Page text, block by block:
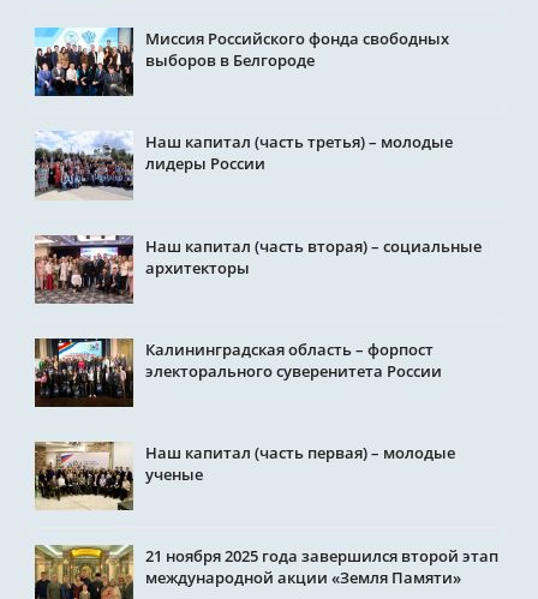
Миссия Российского фонда свободных
выборов в Белгороде
Наш капитал (часть третья) – молодые
лидеры России
Наш капитал (часть вторая) – социальные
архитекторы
Калининградская область – форпост
электорального суверенитета России
Наш капитал (часть первая) – молодые
ученые
21 ноября 2025 года завершился второй этап
международной акции «Земля Памяти»